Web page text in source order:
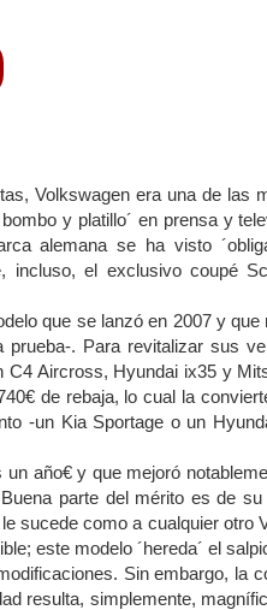
Volkswagen era una de las
y platillo´ en prensa y
alemana se ha visto
incluso, el exclusivo coupé
que se lanzó en 2007 y que
. Para revitalizar sus
Aircross, Hyundai ix35 y
de rebaja, lo cual la
-un Kia Sportage o un
año€ y que mejoró
parte del mérito es de su
sucede como a cualquier otro
este modelo ´hereda´ el
Sin embargo, la
resulta, simplemente,